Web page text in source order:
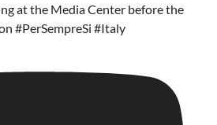
at the Media Center before the
#PerSempreSi #Italy